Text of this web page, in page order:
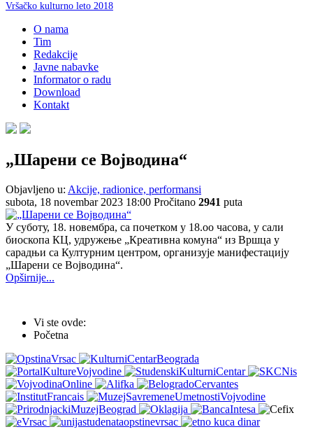
Vršačko kulturno leto 2018
O nama
Tim
Redakcije
Javne nabavke
Informator o radu
Download
Kontakt
„Шарени се Војводина“
Objavljeno u: Akcije, radionice, performansi
subota, 18 novembar 2023 18:00 Pročitano 2941 puta
У суботу, 18. новембра, са почетком у 18.оо часова, у сали
биоскопа КЦ, удружење „Креативна комуна“ из Вршца у
сарадњи са Културним центром, организује манифестацију
„Шарени се Војводина“.
Opširnije...
Vi ste ovde:
Početna